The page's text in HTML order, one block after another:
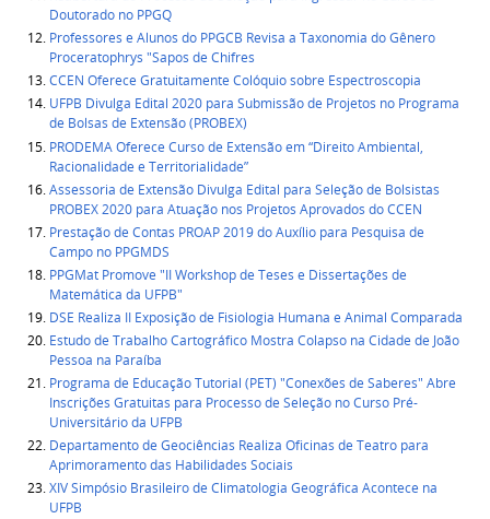
Doutorado no PPGQ
Professores e Alunos do PPGCB Revisa a Taxonomia do Gênero
Proceratophrys "Sapos de Chifres
CCEN Oferece Gratuitamente Colóquio sobre Espectroscopia
UFPB Divulga Edital 2020 para Submissão de Projetos no Programa
de Bolsas de Extensão (PROBEX)
PRODEMA Oferece Curso de Extensão em “Direito Ambiental,
Racionalidade e Territorialidade”
Assessoria de Extensão Divulga Edital para Seleção de Bolsistas
PROBEX 2020 para Atuação nos Projetos Aprovados do CCEN
Prestação de Contas PROAP 2019 do Auxílio para Pesquisa de
Campo no PPGMDS
PPGMat Promove "II Workshop de Teses e Dissertações de
Matemática da UFPB"
DSE Realiza II Exposição de Fisiologia Humana e Animal Comparada
Estudo de Trabalho Cartográfico Mostra Colapso na Cidade de João
Pessoa na Paraíba
Programa de Educação Tutorial (PET) "Conexões de Saberes" Abre
Inscrições Gratuitas para Processo de Seleção no Curso Pré-
Universitário da UFPB
Departamento de Geociências Realiza Oficinas de Teatro para
Aprimoramento das Habilidades Sociais
XIV Simpósio Brasileiro de Climatologia Geográfica Acontece na
UFPB